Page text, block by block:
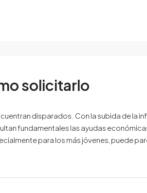
solicitarlo
disparados. Con la subida de la
fundamentales las ayudas
para los más jóvenes, puede